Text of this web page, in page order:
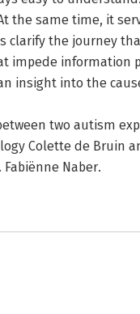
the same time, it
clarify the journey
impede information
insight into the
two autism
Colette de Bruin
Naber.